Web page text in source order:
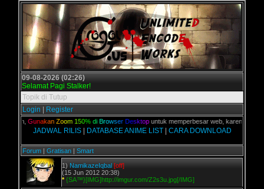
09-08-2026 (02:26)
Selamat Pagi Stalker!
Topik di Tutup
Login
Register
G unakan Zoom 150% di Br owser Desktopuntuk memperbesar web, karena aslinya
JADWAL RILIS| DATABASE ANIME LIST| CARA DOWNLOAD
Forum | Gratisan | Smart
1) NamikazeIqbal [off]
(15 Jun 2012 20:38)
* {SA™}[IMG]http://imgur.com/Z2s3u.jpg[/IMG]